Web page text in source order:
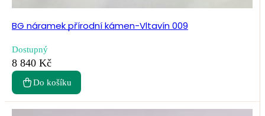
BG náramek přírodní kámen-Vltavín 009
Dostupný
8 840 Kč
Do košíku